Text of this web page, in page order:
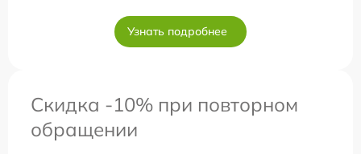
Узнать подробнее
Скидка -10% при повторном
обращении